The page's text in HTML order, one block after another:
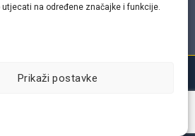
na određene značajke i funkcije.
Prikaži postavke